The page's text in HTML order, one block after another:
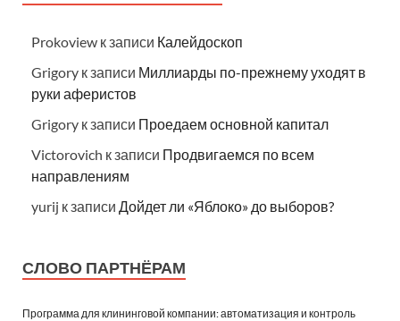
Prokoview к записи Калейдоскоп
Grigory к записи Миллиарды по-прежнему уходят в
руки аферистов
Grigory к записи Проедаем основной капитал
Victorovich к записи Продвигаемся по всем
направлениям
yurij к записи Дойдет ли «Яблоко» до выборов?
СЛОВО ПАРТНЁРАМ
Программа для клининговой компании: автоматизация и контроль